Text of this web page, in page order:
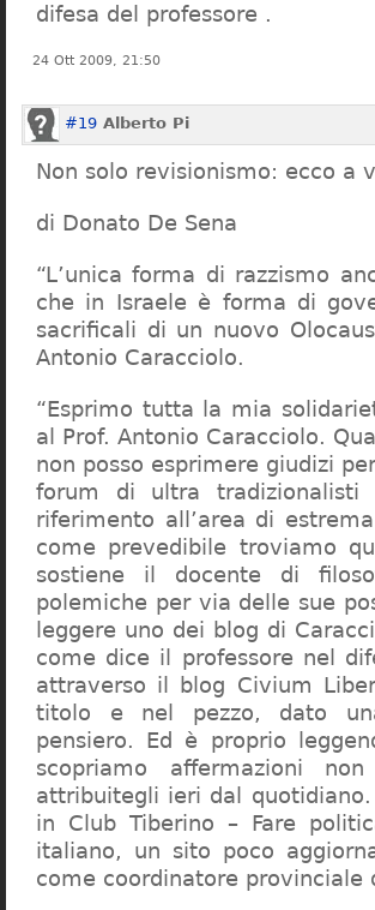
difesa del professore .
24 Ott 2009, 21:50
#19 Alberto Pi
Non solo revisionismo: ecco a
di Donato De Sena
“L’unica forma di razzismo
che in Israele è forma di
sacrificali di un nuovo
Antonio Caracciolo.
“Esprimo tutta la mia
al Prof. Antonio Caracciolo.
non posso esprimere giudizi
forum di ultra
riferimento all’area di
come prevedibile troviamo
sostiene il docente di
polemiche per via delle sue
leggere uno dei blog di
come dice il professore nel
attraverso il blog Civium
titolo e nel pezzo, dato
pensiero. Ed è proprio
scopriamo affermazioni
attribuitegli ieri dal
in Club Tiberino – Fare
italiano, un sito poco
come coordinatore provinciale